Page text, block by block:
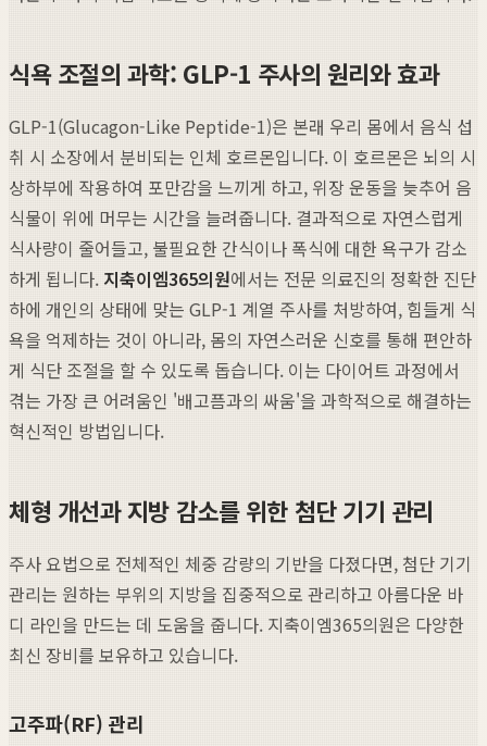
식욕 조절의 과학: GLP-1 주사의 원리와 효과
GLP-1(Glucagon-Like Peptide-1)은 본래 우리 몸에서 음식 섭
취 시 소장에서 분비되는 인체 호르몬입니다. 이 호르몬은 뇌의 시
상하부에 작용하여 포만감을 느끼게 하고, 위장 운동을 늦추어 음
식물이 위에 머무는 시간을 늘려줍니다. 결과적으로 자연스럽게
식사량이 줄어들고, 불필요한 간식이나 폭식에 대한 욕구가 감소
하게 됩니다. 지축이엠365의원에서는 전문 의료진의 정확한 진단
하에 개인의 상태에 맞는 GLP-1 계열 주사를 처방하여, 힘들게 식
욕을 억제하는 것이 아니라, 몸의 자연스러운 신호를 통해 편안하
게 식단 조절을 할 수 있도록 돕습니다. 이는 다이어트 과정에서
겪는 가장 큰 어려움인 '배고픔과의 싸움'을 과학적으로 해결하는
혁신적인 방법입니다.
체형 개선과 지방 감소를 위한 첨단 기기 관리
주사 요법으로 전체적인 체중 감량의 기반을 다졌다면, 첨단 기기
관리는 원하는 부위의 지방을 집중적으로 관리하고 아름다운 바
디 라인을 만드는 데 도움을 줍니다. 지축이엠365의원은 다양한
최신 장비를 보유하고 있습니다.
고주파(RF) 관리